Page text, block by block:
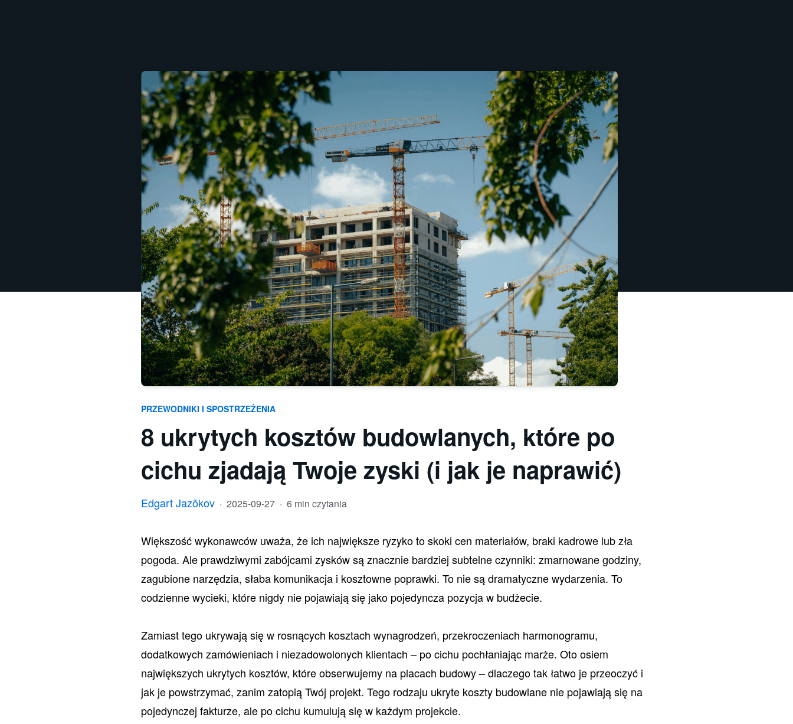
PRZEWODNIKI I SPOSTRZEŻENIA
8 ukrytych kosztów budowlanych, które po
cichu zjadają Twoje zyski (i jak je naprawić)
Edgart Jazõkov · 2025-09-27 · 6 min czytania
Większość wykonawców uważa, że ich największe ryzyko to skoki cen materiałów, braki kadrowe lub zła
pogoda. Ale prawdziwymi zabójcami zysków są znacznie bardziej subtelne czynniki: zmarnowane godziny,
zagubione narzędzia, słaba komunikacja i kosztowne poprawki. To nie są dramatyczne wydarzenia. To
codzienne wycieki, które nigdy nie pojawiają się jako pojedyncza pozycja w budżecie.
Zamiast tego ukrywają się w rosnących kosztach wynagrodzeń, przekroczeniach harmonogramu,
dodatkowych zamówieniach i niezadowolonych klientach – po cichu pochłaniając marże. Oto osiem
największych ukrytych kosztów, które obserwujemy na placach budowy – dlaczego tak łatwo je przeoczyć i
jak je powstrzymać, zanim zatopią Twój projekt. Tego rodzaju ukryte koszty budowlane nie pojawiają się na
pojedynczej fakturze, ale po cichu kumulują się w każdym projekcie.